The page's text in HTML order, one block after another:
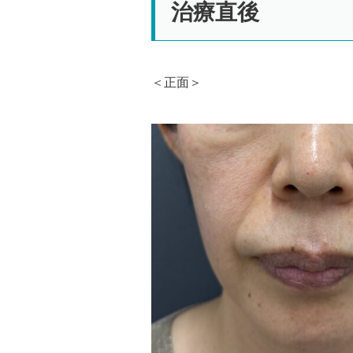
治療直後
＜正面＞